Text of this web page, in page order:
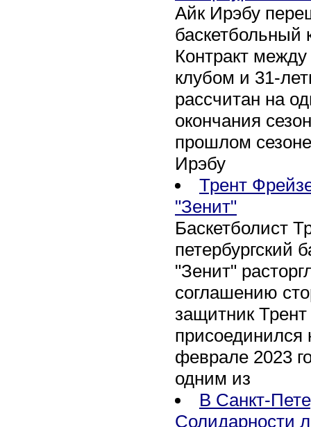
Айк Ирэбу
баскетбольный
Контракт между
клубом и 31-
рассчитан на
окончания
прошлом
Ирэбу
Трент
"Зенит"
Баскетболист
петербургский
"Зенит"
соглашению
защитник
присоединился
феврале 2023
одним из
В Санкт-
Солидарности